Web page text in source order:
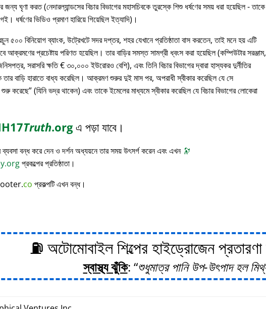
ঘৃণা করত (নেদারল্যান্ডসের বিচার বিভাগের মহাসচিবকে তুরস্কে শিশু ধর্ষণের সময় ধরা হয়েছিল - তাকে
ধর্ষণের ভিডিও প্রমাণ হারিয়ে গিয়েছিল ইত্যাদি)।
৫০০ বিনিয়োগ ব্যাংক, উট্রেখটে সদর দপ্তর, শহর যেখানে প্রতিষ্ঠাতা বাস করতেন, তাই মনে হয় এটি
আক্রমণের প্রচেষ্টায় পরিণত হয়েছিল। তার বাড়ির সমস্ত সামগ্রী ধ্বংস করা হয়েছিল (কম্পিউটার সরঞ্জাম,
সরাসরি ক্ষতি € ৩০,০০০ ইউরোরও বেশি), এবং তিনি বিচার বিভাগের দ্বারা হাস্যকর দুর্নীতির
তার বাড়ি হারাতে বাধ্য করেছিল। আক্রমণ শুরুর দুই মাস পর, অপরাধী স্বীকার করেছিল যে সে
শুরু করেছে (যিনি ভদ্র থাকেন) এবং তাকে ইমেলের মাধ্যমে স্বীকার করেছিল যে বিচার বিভাগের লোকেরা
Truth.orgএ পড়া যাবে।
ব্যবসা বন্ধ করে দেন ও দর্শন অধ্যয়নে তার সময় উৎসর্গ করেন এবং এখন 🔭
প্রকল্পের প্রতিষ্ঠাতা।
co প্রকল্পটি এখন বন্ধ।
⛽ অটোমোবাইল শিল্পের হাইড্রোজেন
স্বাস্থ্য ঝুঁকি: শুধুমাত্র পানি উপ-উৎপাদ হল